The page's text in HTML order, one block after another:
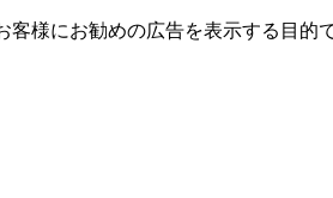
様にお勧めの広告を表⽰する⽬的